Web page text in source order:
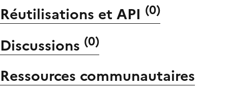
Réutilisations et API (0)
Discussions (0)
Ressources communautaires